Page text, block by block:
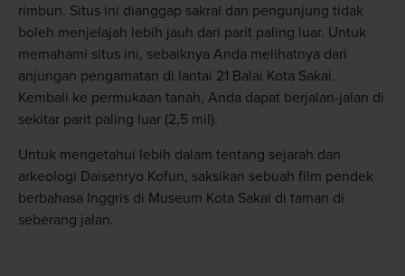
rimbun. Situs ini dianggap sakral dan pengunjung tidak
boleh menjelajah lebih jauh dari parit paling luar. Untuk
memahami situs ini, sebaiknya Anda melihatnya dari
anjungan pengamatan di lantai 21 Balai Kota Sakai.
Kembali ke permukaan tanah, Anda dapat berjalan-jalan di
sekitar parit paling luar (2,5 mil).
Untuk mengetahui lebih dalam tentang sejarah dan
arkeologi Daisenryo Kofun, saksikan sebuah film pendek
berbahasa Inggris di Museum Kota Sakai di taman di
seberang jalan.